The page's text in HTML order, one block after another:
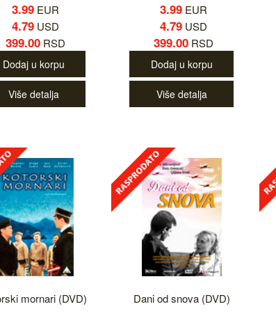
3.99EUR
4.79USD
399.00RSD
Dodaj u korpu
Više detalja
3.99EUR
4.79USD
399.00RSD
Dodaj u korpu
Više detalja
mornari (DVD) Dani od snova (DVD)